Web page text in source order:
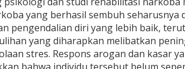
yang berhasil sembuh seharusnya
pengendalian diri yang lebih baik,
yang diharapkan melibatkan
stres. Respons arogan dan kasar